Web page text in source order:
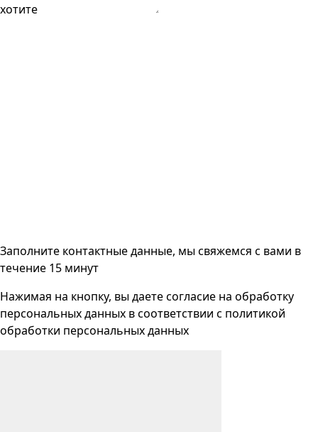
хотите
Заполните контактные данные, мы свяжемся с вами в
течение 15 минут
Нажимая на кнопку, вы даете согласие на обработку
персональных данных в соответствии с политикой
обработки персональных данных